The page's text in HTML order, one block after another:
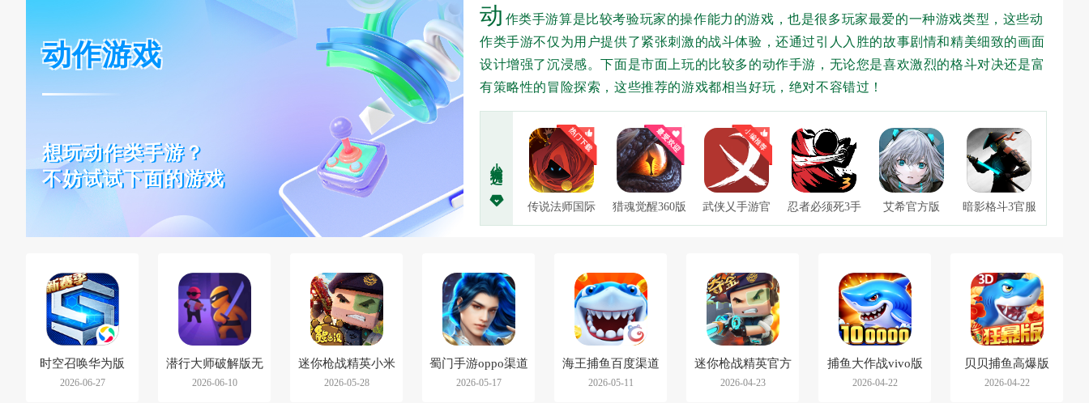
动作游戏
想玩动作类手游？
不妨试试下面的游戏
动 作类手游算是比较考验玩家的操作能力的游戏，也是很多玩家最爱的一种游戏类型，这些动
作类手游不仅为用户提供了紧张刺激的战斗体验，还通过引人入胜的故事剧情和精美细致的画面
设计增强了沉浸感。下面是市面上玩的比较多的动作手游，无论您是喜欢激烈的格斗对决还是富
有策略性的冒险探索，这些推荐的游戏都相当好玩，绝对不容错过！
传说法师国际
服
猎魂觉醒360版
武侠乂手游官
方正版
忍者必须死3手
游
艾希官方版 暗影格斗3官服
时空召唤华为版
2026-06-27
潜行大师破解版无
限金币无广告版
2026-06-10
迷你枪战精英小米
渠道版
2026-05-28
蜀门手游oppo渠道
服
2026-05-17
海王捕鱼百度渠道
版
2026-05-11
迷你枪战精英官方
版
2026-04-23
捕鱼大作战vivo版
本
2026-04-22
贝贝捕鱼高爆版
2026-04-22